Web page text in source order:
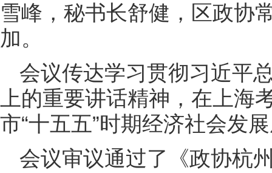
雪峰，秘书长舒健，区政协
加。
会议传达学习贯彻习近平
上的重要讲话精神，在上海
市“十五五”时期经济社会发
会议审议通过了《政协杭